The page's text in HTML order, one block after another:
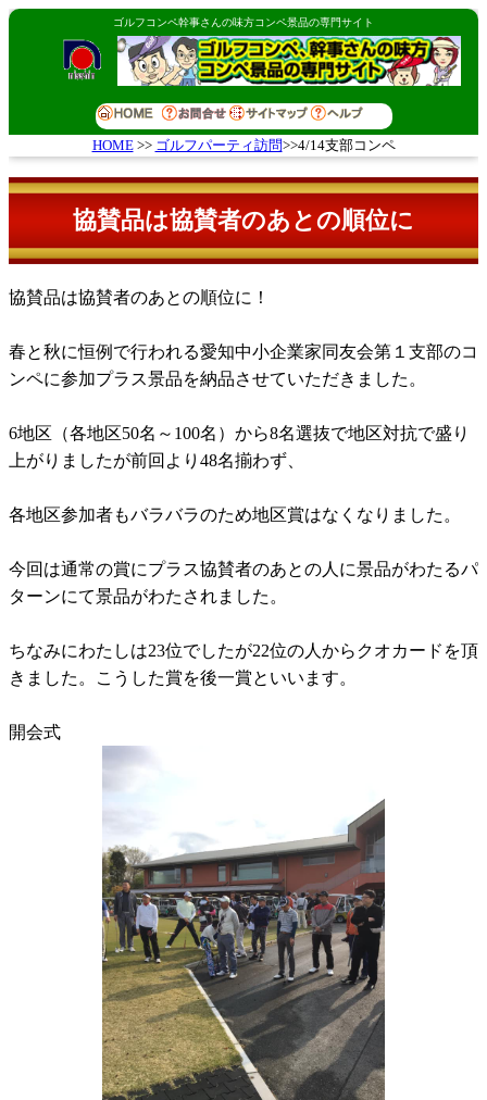
ゴルフコンペ幹事さんの味方コンペ景品の専門サイト
HOME>> ゴルフパーティ訪問>>4/14支部コンペ
協賛品は協賛者のあとの順位に
協賛品は協賛者のあとの順位に！
春と秋に恒例で行われる愛知中小企業家同友会第１支部のコ
ンペに参加プラス景品を納品させていただきました。
6地区（各地区50名～100名）から8名選抜で地区対抗で盛り
上がりましたが前回より48名揃わず、
各地区参加者もバラバラのため地区賞はなくなりました。
今回は通常の賞にプラス協賛者のあとの人に景品がわたるパ
ターンにて景品がわたされました。
ちなみにわたしは23位でしたが22位の人からクオカードを頂
きました。こうした賞を後一賞といいます。
開会式